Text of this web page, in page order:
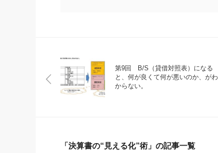
第9回 B/S（貸借対照表）になる
と、何が良くて何が悪いのか、がわ
からない。
「決算書の“見える化”術」の記事一覧